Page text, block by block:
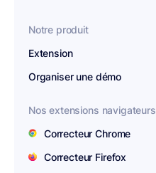
Notre produit
Extension
Organiser une démo
Nos extensions navigateurs
Correcteur Chrome
Correcteur Firefox